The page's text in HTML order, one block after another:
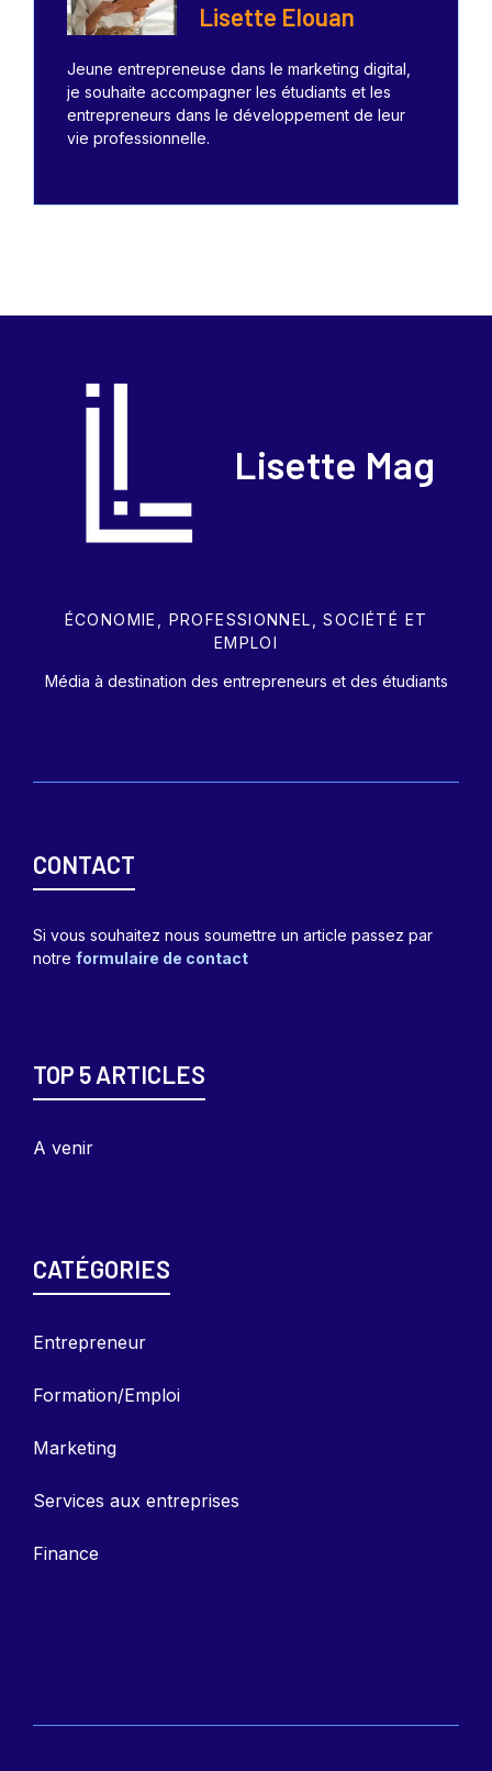
Lisette Elouan
Jeune entrepreneuse dans le marketing digital,
je souhaite accompagner les étudiants et les
entrepreneurs dans le développement de leur
vie professionnelle.
Lisette Mag
ÉCONOMIE, PROFESSIONNEL, SOCIÉTÉ ET
EMPLOI
Média à destination des entrepreneurs et des étudiants
CONTACT
Si vous souhaitez nous soumettre un article passez par
notre formulaire de contact
TOP 5 ARTICLES
A venir
CATÉGORIES
Entrepreneur
Formation/Emploi
Marketing
Services aux entreprises
Finance